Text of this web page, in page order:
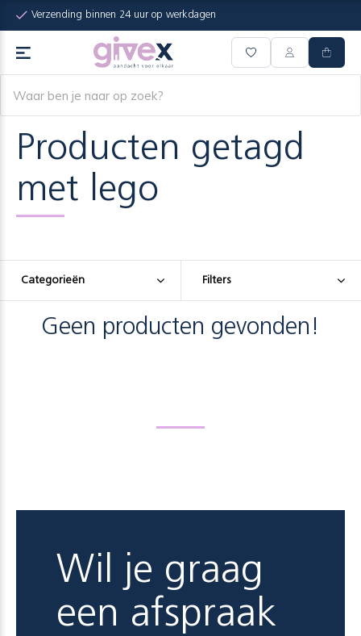
Verzending binnen 24 uur op werkdagen
Producten getagd
met lego
Categorieën Filters
Geen producten gevonden!
Wil je graag
een afspraak